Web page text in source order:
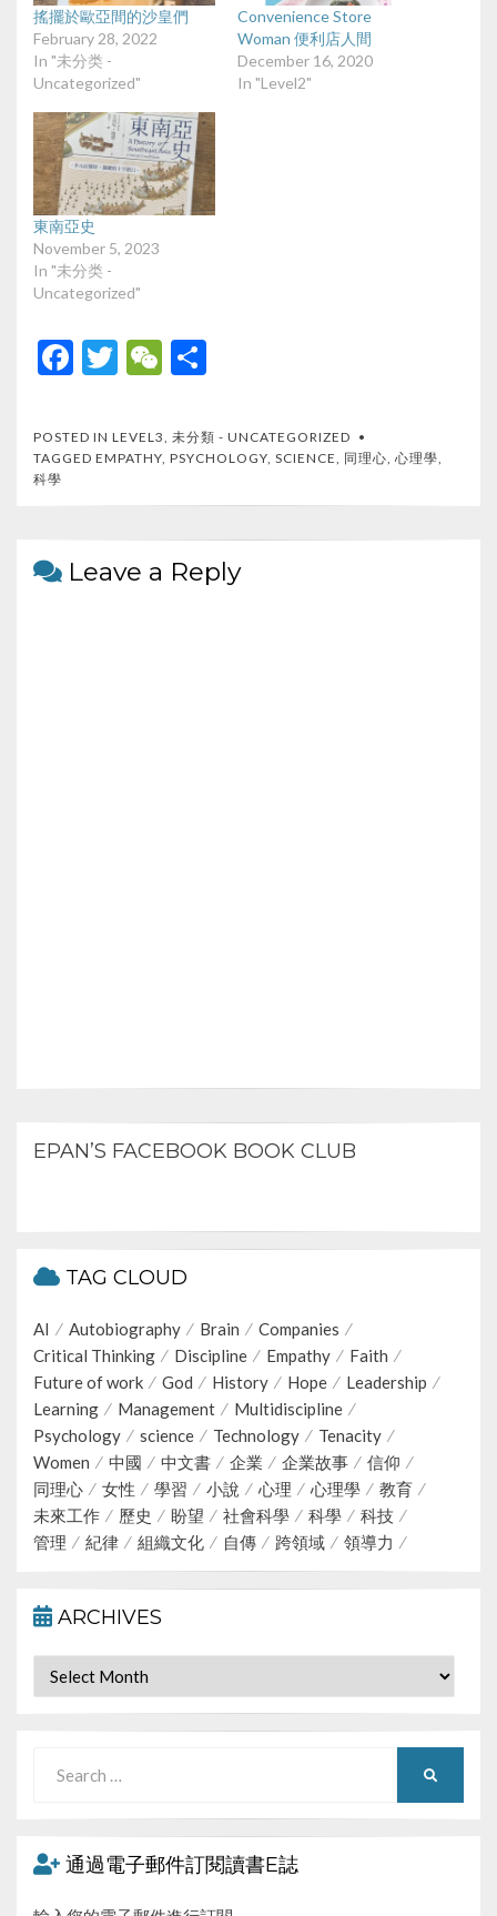
搖擺於歐亞間的沙皇們
February 28, 2022
In "未分类 -
Uncategorized"
Convenience Store
Woman 便利店人間
December 16, 2020
In "Level2"
東南亞史
November 5, 2023
In "未分类 -
Uncategorized"
F
e
b
k
T
itt
er
W
C
h
at
ar
e
POSTED IN LEVEL3, 未分類 - UNCATEGORIZED
TAGGED EMPATHY, PSYCHOLOGY, SCIENCE, 同理心, 心理學,
科學
Leave a Reply
EPAN’S FACEBOOK BOOK CLUB
TAG CLOUD
AI Autobiography Brain
Companies
Critical Thinking
Discipline Empathy
Faith
Future of work
God History Hope
Leadership
Learning
Management
Multidiscipline
Psychology
science Technology
Tenacity
Women
中國 中文書 企業 企業故事
信仰
同理心
女性 學習 小說 心理 心理學
教育
未來工作
歷史 盼望 社會科學 科學
科技
管理
紀律 組織文化 自傳 跨領域 領導力
ARCHIVES
Archives
for:
通過電子郵件訂閱讀書E誌